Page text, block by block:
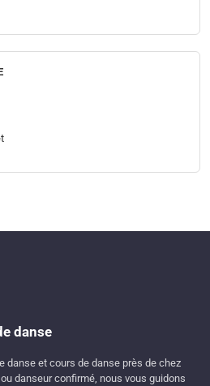
danse
danse et cours de danse près de chez
danseur confirmé, nous vous guidons